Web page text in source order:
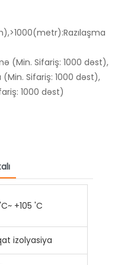
(Min. Sifariş: 1000 dəst),
(Min. Sifariş: 1000 dəst),
1000 dəst)
+105 'C
izolyasiya